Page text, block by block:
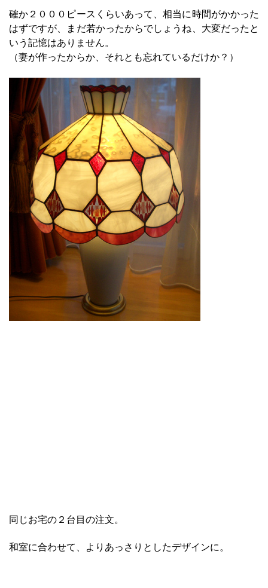
確か２０００ピースくらいあって、相当に時間がかかった
はずですが、まだ若かったからでしょうね、大変だったと
いう記憶はありません。
（妻が作ったからか、それとも忘れているだけか？）
同じお宅の２台目の注文。
和室に合わせて、よりあっさりとしたデザインに。